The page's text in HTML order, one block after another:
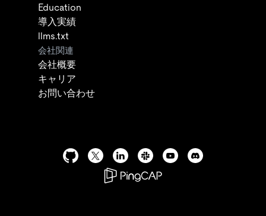
Education
導入実績
llms.txt
会社関連
会社概要
キャリア
お問い合わせ